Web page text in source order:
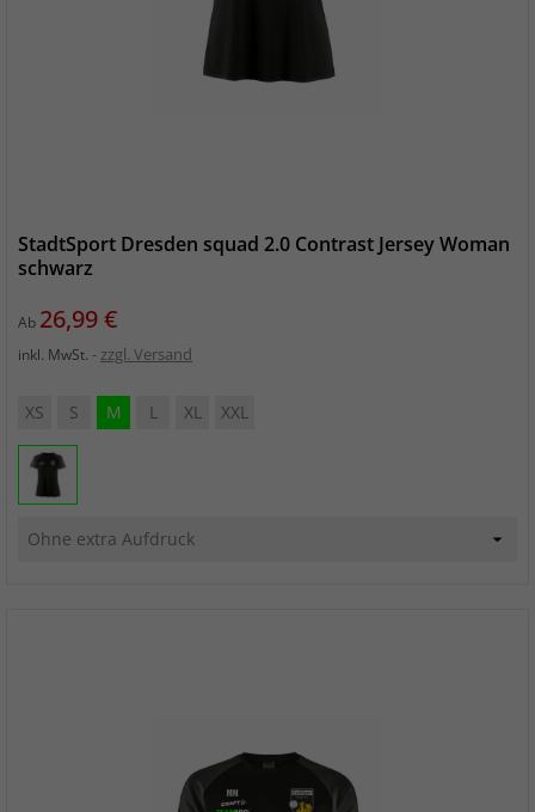
StadtSport Dresden squad 2.0 Contrast Jersey Woman
schwarz
Ab Preis
26,99 €
inkl. MwSt. zzgl. Versand
XS S M L XL XXL